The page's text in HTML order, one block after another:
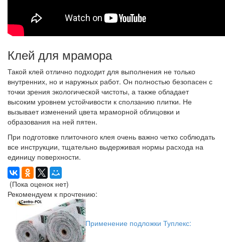
Клей для мрамора
Такой клей отлично подходит для выполнения не только
внутренних, но и наружных работ. Он полностью безопасен с
точки зрения экологической чистоты, а также обладает
высоким уровнем устойчивости к сползанию плитки. Не
вызывает изменений цвета мраморной облицовки и
образования на ней пятен.
При подготовке плиточного клея очень важно четко соблюдать
все инструкции, тщательно выдерживая нормы расхода на
единицу поверхности.
(Пока оценок нет)
Рекомендуем к прочтению:
Применение подложки Туплекс: